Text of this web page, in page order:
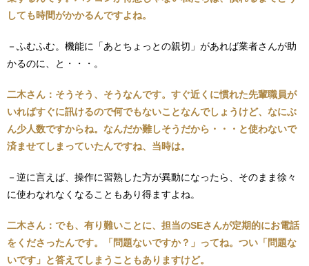
しても時間がかかるんですよね。
－ふむふむ。機能に「あとちょっとの親切」があれば業者さんが助
かるのに、と・・・。
二木さん：そうそう、そうなんです。すぐ近くに慣れた先輩職員が
いればすぐに訊けるので何でもないことなんでしょうけど、なにぶ
ん少人数ですからね。なんだか難しそうだから・・・と使わないで
済ませてしまっていたんですね、当時は。
－逆に言えば、操作に習熟した方が異動になったら、そのまま徐々
に使わなれなくなることもあり得ますよね。
二木さん：でも、有り難いことに、担当のSEさんが定期的にお電話
をくださったんです。「問題ないですか？」ってね。つい「問題な
いです」と答えてしまうこともありますけど。